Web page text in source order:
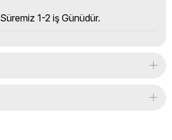
1-2 iş Günüdür.